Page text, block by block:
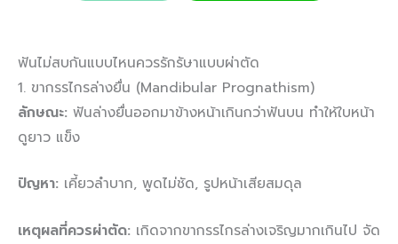
ฟันไม่สบกันแบบไหนควรรักรัษาแบบผ่าตัด
1. ขากรรไกรล่างยื่น (Mandibular Prognathism)
ลักษณะ: ฟันล่างยื่นออกมาข้างหน้าเกินกว่าฟันบน ทำให้ใบหน้า
ดูยาว แข็ง
ปัญหา: เคี้ยวลำบาก, พูดไม่ชัด, รูปหน้าเสียสมดุล
เหตุผลที่ควรผ่าตัด: เกิดจากขากรรไกรล่างเจริญมากเกินไป จัด